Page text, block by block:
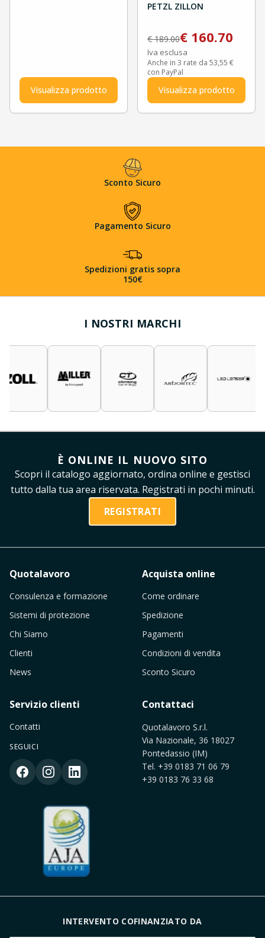
Visualizza prodotto
PETZL ZILLON
€189.00€ 160.70
Iva esclusa
Anche in 3 rate da 53,55 €
con PayPal
Visualizza prodotto
Sconto Sicuro
Pagamento Sicuro
Spedizioni gratis sopra
150€
I NOSTRI MARCHI
È ONLINE IL NUOVO SITO
Scopri il catalogo aggiornato, ordina online e gestisci
tutto dalla tua area riservata. Registrati in pochi minuti.
REGISTRATI
Quotalavoro
Consulenza e formazione
Sistemi di protezione
Chi Siamo
Clienti
News
Acquista online
Come ordinare
Spedizione
Pagamenti
Condizioni di vendita
Sconto Sicuro
Servizio clienti
Contatti
SEGUICI
Contattaci
Quotalavoro S.r.l.
Via Nazionale, 36 18027
Pontedassio (IM)
Tel. +39 0183 71 06 79
+39 0183 76 33 68
INTERVENTO COFINANZIATO DA